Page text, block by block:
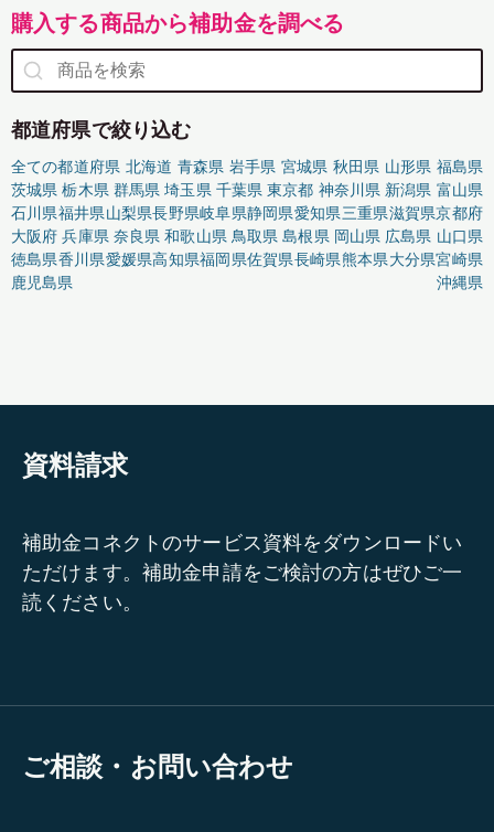
購入する商品から補助金を調べる
都道府県で絞り込む
全ての都道府県 北海道 青森県 岩手県 宮城県 秋田県 山形県 福島県
茨城県 栃木県 群馬県 埼玉県 千葉県 東京都 神奈川県 新潟県 富山県
石川県福井県山梨県長野県岐阜県静岡県愛知県三重県滋賀県京都府
大阪府 兵庫県 奈良県 和歌山県 鳥取県 島根県 岡山県 広島県 山口県
徳島県香川県愛媛県高知県福岡県佐賀県長崎県熊本県大分県宮崎県
鹿児島県
沖縄県
資料請求
補助金コネクトのサービス資料をダウンロードい
ただけます。補助金申請をご検討の方はぜひご一
読ください。
ご相談・お問い合わせ